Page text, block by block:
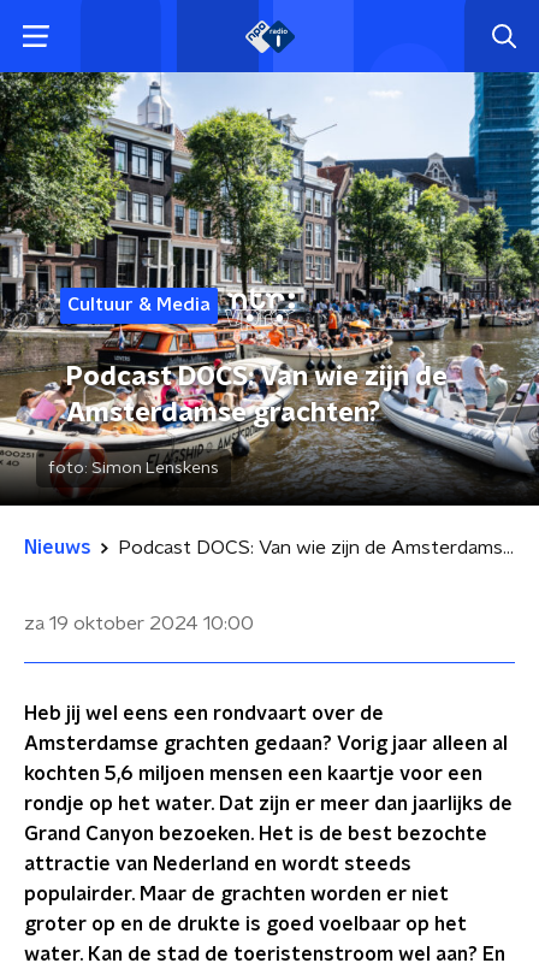
Cultuur & Media
Podcast DOCS: Van wie zijn de
Amsterdamse grachten?
foto: Simon Lenskens
Nieuws Podcast DOCS: Van wie zijn de Amsterdamse grachten?
za 19 oktober 2024 10:00
Heb jij wel eens een rondvaart over de
Amsterdamse grachten gedaan? Vorig jaar alleen al
kochten 5,6 miljoen mensen een kaartje voor een
rondje op het water. Dat zijn er meer dan jaarlijks de
Grand Canyon bezoeken. Het is de best bezochte
attractie van Nederland en wordt steeds
populairder. Maar de grachten worden er niet
groter op en de drukte is goed voelbaar op het
water. Kan de stad de toeristenstroom wel aan? En